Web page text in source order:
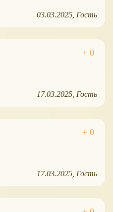
03.03.2025 Гость
17.03.2025 Гость
17.03.2025 Гость